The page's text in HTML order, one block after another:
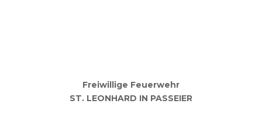
Freiwillige Feuerwehr
ST. LEONHARD IN PASSEIER